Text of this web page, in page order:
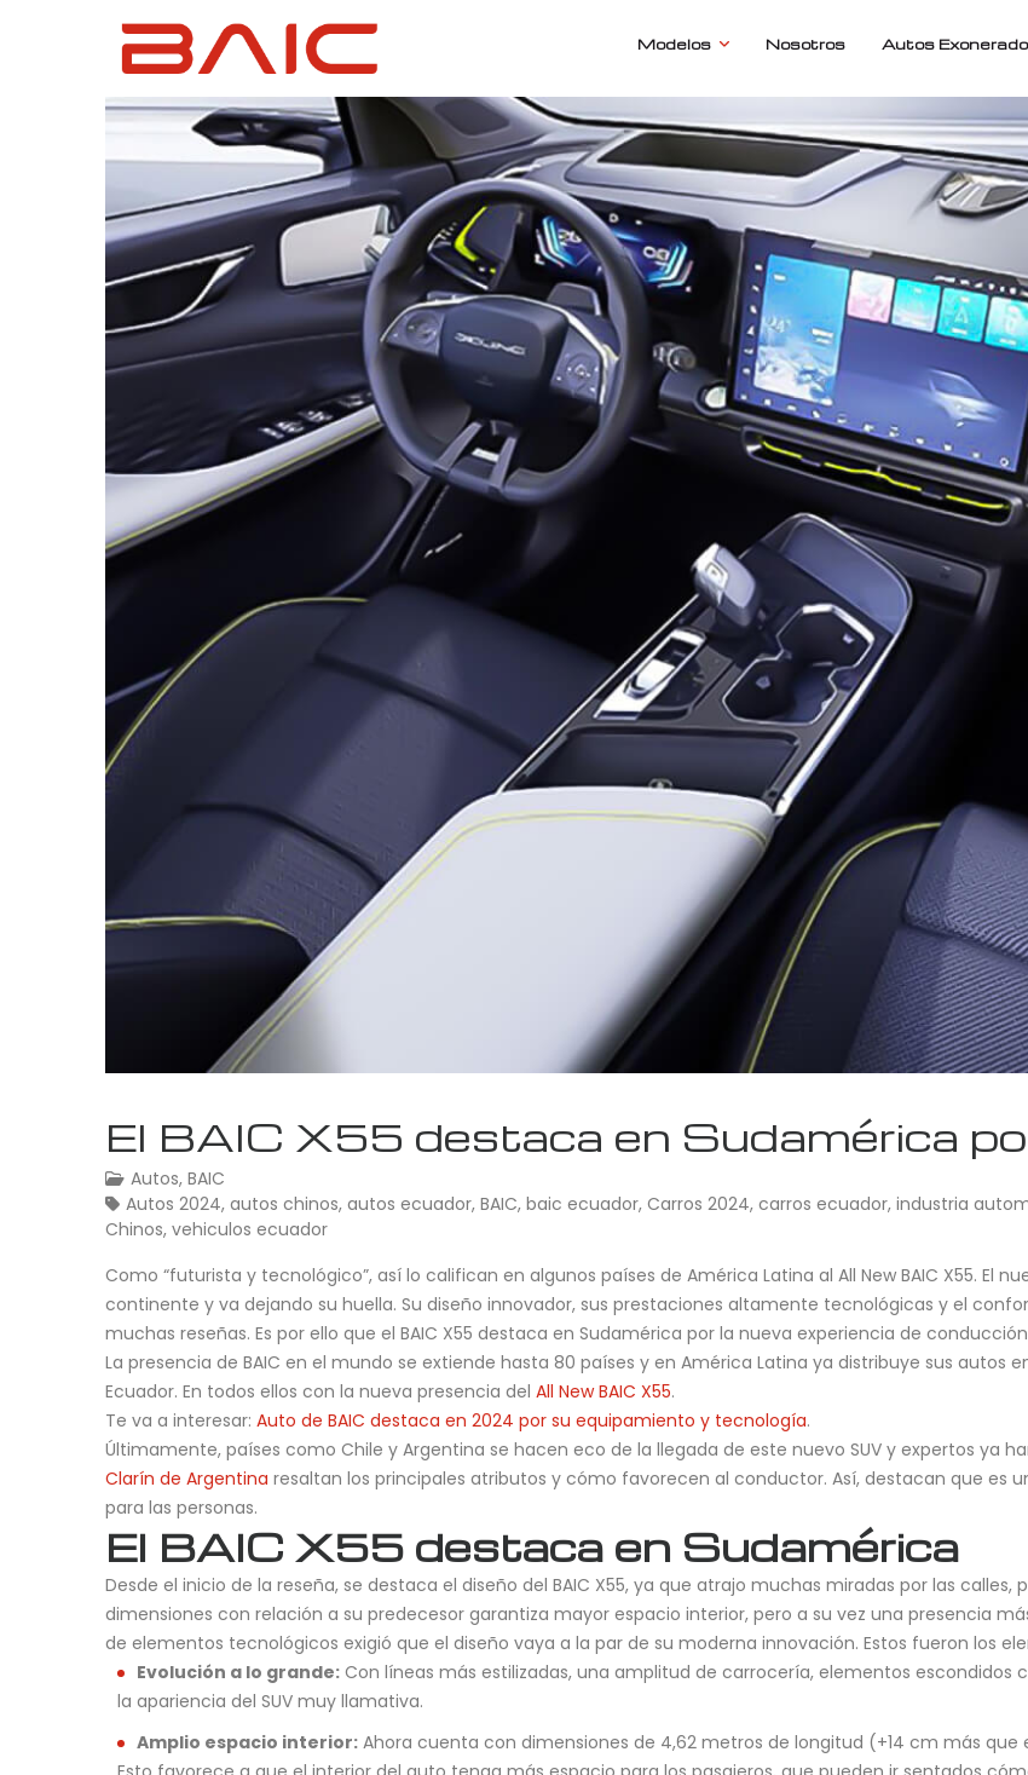
Modelos Nosotros Autos
El BAIC X55 destaca en Sudamérica
Autos, BAIC
Autos 2024, autos chinos, autos ecuador, BAIC, baic ecuador, Carros 2024, carros ecuador, industria
Chinos, vehiculos ecuador
Como “futurista y tecnológico”, así lo califican en algunos países de América Latina al All New BAIC X55. El
continente y va dejando su huella. Su diseño innovador, sus prestaciones altamente tecnológicas y el
muchas reseñas. Es por ello que el BAIC X55 destaca en Sudamérica por la nueva experiencia de
La presencia de BAIC en el mundo se extiende hasta 80 países y en América Latina ya distribuye sus autos
Ecuador. En todos ellos con la nueva presencia del All New BAIC X55.
Te va a interesar: Auto de BAIC destaca en 2024 por su equipamiento y tecnología.
Últimamente, países como Chile y Argentina se hacen eco de la llegada de este nuevo SUV y expertos ya
Clarín de Argentina resaltan los principales atributos y cómo favorecen al conductor. Así, destacan que es
para las personas.
El BAIC X55 destaca en Sudamérica
Desde el inicio de la reseña, se destaca el diseño del BAIC X55, ya que atrajo muchas miradas por las
dimensiones con relación a su predecesor garantiza mayor espacio interior, pero a su vez una presencia
de elementos tecnológicos exigió que el diseño vaya a la par de su moderna innovación. Estos fueron los
Evolución a lo grande: Con líneas más estilizadas, una amplitud de carrocería, elementos escondidos
la apariencia del SUV muy llamativa.
Amplio espacio interior: Ahora cuenta con dimensiones de 4,62 metros de longitud (+14 cm más